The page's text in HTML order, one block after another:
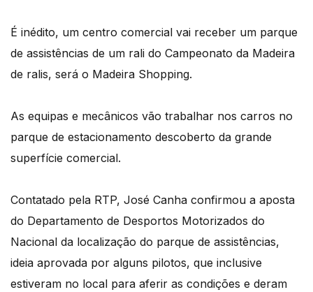
É inédito, um centro comercial vai receber um parque
de assistências de um rali do Campeonato da Madeira
de ralis, será o Madeira Shopping.
As equipas e mecânicos vão trabalhar nos carros no
parque de estacionamento descoberto da grande
superfície comercial.
Contatado pela RTP, José Canha confirmou a aposta
do Departamento de Desportos Motorizados do
Nacional da localização do parque de assistências,
ideia aprovada por alguns pilotos, que inclusive
estiveram no local para aferir as condições e deram